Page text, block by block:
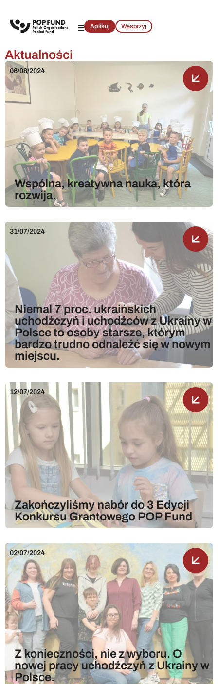
Aplikuj Wesprzyj
Aktualności
Wspólna, kreatywna nauka, która
rozwija.
06/08/2024
Niemal 7 proc. ukraińskich
uchodźczyń i uchodźców z Ukrainy w
Polsce to osoby starsze, którym
bardzo trudno odnaleźć się w nowym
miejscu.
31/07/2024
Zakończyliśmy nabór do 3 Edycji
Konkursu Grantowego POP Fund
12/07/2024
Z konieczności, nie z wyboru. O
nowej pracy uchodźczyń z Ukrainy w
Polsce.
02/07/2024